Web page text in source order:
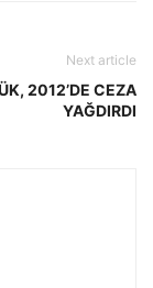
Next article
2012’DE CEZA
YAĞDIRDI